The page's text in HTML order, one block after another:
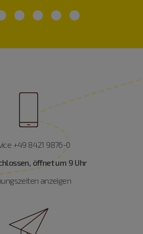
+49 8421 9876-0
öffnet um 9 Uhr
anzeigen